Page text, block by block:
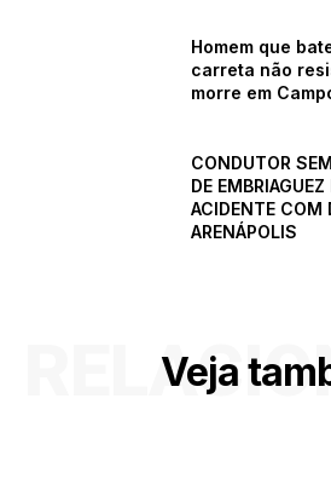
Homem que
carreta não
morre em
CONDUTOR
DE
ACIDENTE COM
ARENÁPOLIS
Veja